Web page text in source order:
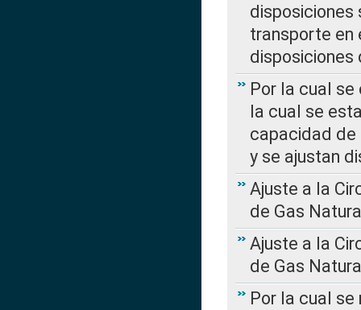
disposiciones
transporte en
disposiciones
Por la cual se
la cual se
capacidad de
y se ajustan
Ajuste a la
de Gas
Ajuste a la
de Gas
Por la cual se